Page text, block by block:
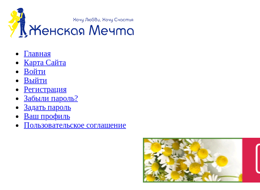
Главная
Карта Сайта
Войти
Выйти
Регистрация
Забыли пароль?
Задать пароль
Ваш профиль
Пользовательское соглашение